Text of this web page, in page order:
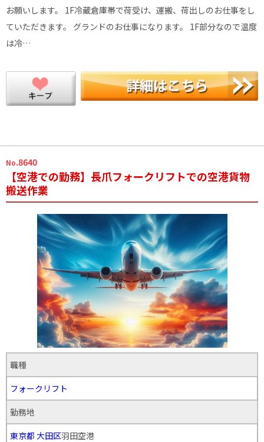
お願いします。 1F冷蔵倉庫帯で荷受け、運搬、荷出しのお仕事をし
ていただきます。 グランドのお仕事になります。 1F部分なので温度
は冷…
No.8640
【空港での勤務】長爪フォークリフトでの空港貨物
搬送作業
職種
フォークリフト
勤務地
東京都 大田区羽田空港